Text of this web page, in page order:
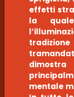
effetti
la
mentale